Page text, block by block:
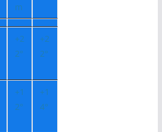
m
+2
2°
+2
2°
+1
2°
+1
4°